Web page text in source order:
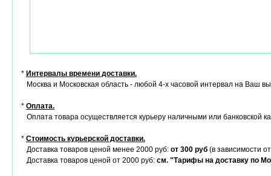
* Интервалы времени доставки.
Москва и Московская область - любой 4-х часовой интервал на Ваш
* Оплата.
Оплата товара осуществляется курьеру наличными или банковской
* Стоимость курьерской доставки.
Доставка товаров ценой менее 2000 руб: от 300 руб (в зависимости
Доставка товаров ценой от 2000 руб: см. "Тарифы на доставку по